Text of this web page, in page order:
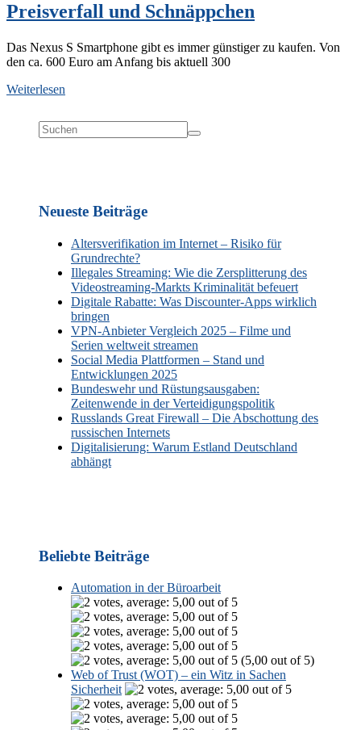
Preisverfall und Schnäppchen
Das Nexus S Smartphone gibt es immer günstiger zu kaufen. Von
den ca. 600 Euro am Anfang bis aktuell 300
Weiterlesen
Neueste Beiträge
Altersverifikation im Internet – Risiko für
Grundrechte?
Illegales Streaming: Wie die Zersplitterung des
Videostreaming-Markts Kriminalität befeuert
Digitale Rabatte: Was Discounter-Apps wirklich
bringen
VPN-Anbieter Vergleich 2025 – Filme und
Serien weltweit streamen
Social Media Plattformen – Stand und
Entwicklungen 2025
Bundeswehr und Rüstungsausgaben:
Zeitenwende in der Verteidigungspolitik
Russlands Great Firewall – Die Abschottung des
russischen Internets
Digitalisierung: Warum Estland Deutschland
abhängt
Beliebte Beiträge
Automation in der Büroarbeit
(5,00 out of 5)
Web of Trust (WOT) – ein Witz in Sachen
Sicherheit